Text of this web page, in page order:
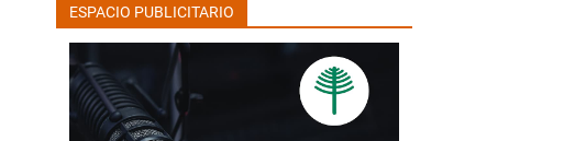
ESPACIO PUBLICITARIO